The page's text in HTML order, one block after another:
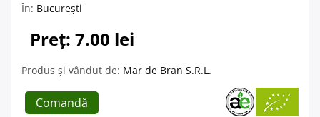
În: București
Preț: 7.00 lei
Produs și vândut de: Mar de Bran S.R.L.
Comandă